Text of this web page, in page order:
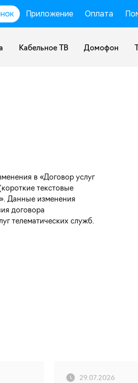
Приложение Оплата
Кабельное ТВ Домофон
в «Договор услуг
текстовые
Данные изменения
договора
телематических служб.
29.07.2026